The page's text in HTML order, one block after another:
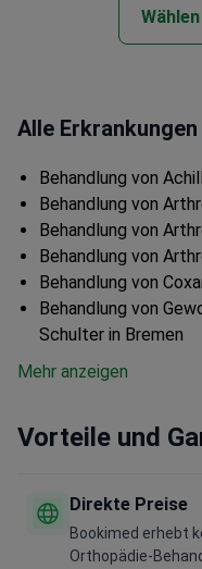
Alle
Behandlung von
Behandlung von
Behandlung von
Behandlung von
Behandlung von
Behandlung von
Schulter in Bremen
Mehr anzeigen
Vorteile und
Direkte Preise
Bookimed erhebt
Orthopädie-